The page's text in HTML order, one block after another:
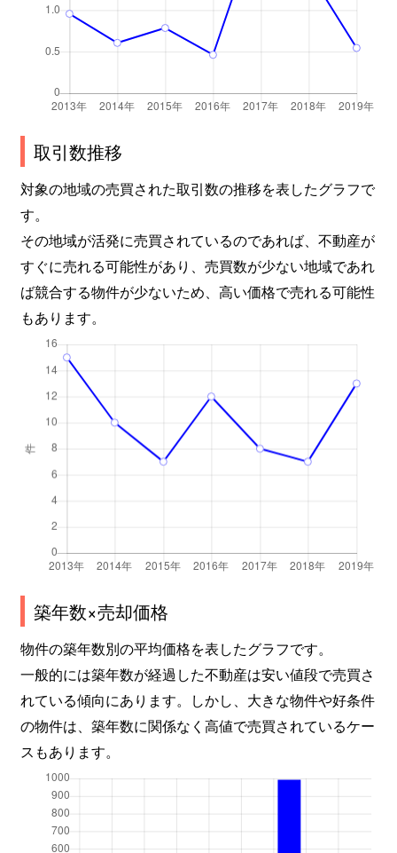
取引数推移
対象の地域の売買された取引数の推移を表したグラフで
す。
その地域が活発に売買されているのであれば、不動産が
すぐに売れる可能性があり、売買数が少ない地域であれ
ば競合する物件が少ないため、高い価格で売れる可能性
もあります。
築年数×売却価格
物件の築年数別の平均価格を表したグラフです。
一般的には築年数が経過した不動産は安い値段で売買さ
れている傾向にあります。しかし、大きな物件や好条件
の物件は、築年数に関係なく高値で売買されているケー
スもあります。